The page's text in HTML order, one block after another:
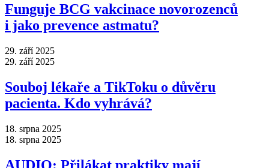
Funguje BCG vakcinace novorozenců
i jako prevence astmatu?
29. září 2025
29. září 2025
Souboj lékaře a TikToku o důvěru
pacienta. Kdo vyhrává?
18. srpna 2025
18. srpna 2025